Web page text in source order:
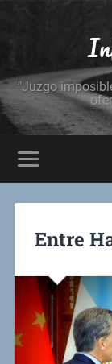
"Juzgo
Entre